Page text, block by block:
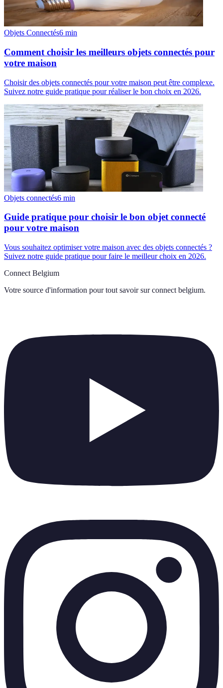
Objets Connectés6 min
Comment choisir les meilleurs objets connectés pour
votre maison
Choisir des objets connectés pour votre maison peut être complexe.
Suivez notre guide pratique pour réaliser le bon choix en 2026.
Objets connectés6 min
Guide pratique pour choisir le bon objet connecté
pour votre maison
Vous souhaitez optimiser votre maison avec des objets connectés ?
Suivez notre guide pratique pour faire le meilleur choix en 2026.
Connect Belgium
Votre source d'information pour tout savoir sur connect belgium.